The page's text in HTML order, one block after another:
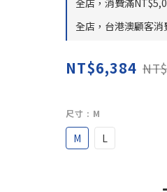
全店，消費滿
全店，台港澳顧客
NT$6,384
尺寸 : M
M L